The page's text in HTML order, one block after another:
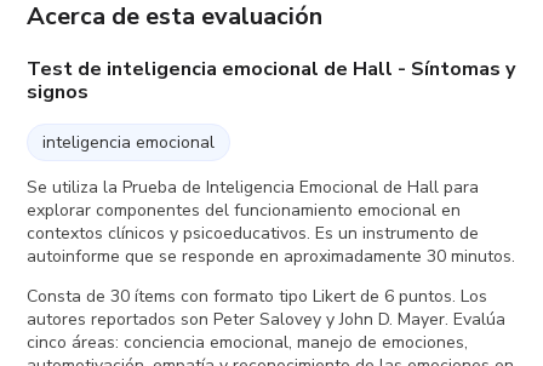
Acerca de esta evaluación
Test de inteligencia emocional de Hall - Síntomas y
signos
inteligencia emocional
Se utiliza la Prueba de Inteligencia Emocional de Hall para
explorar componentes del funcionamiento emocional en
contextos clínicos y psicoeducativos. Es un instrumento de
autoinforme que se responde en aproximadamente 30 minutos.
Consta de 30 ítems con formato tipo Likert de 6 puntos. Los
autores reportados son Peter Salovey y John D. Mayer. Evalúa
cinco áreas: conciencia emocional, manejo de emociones,